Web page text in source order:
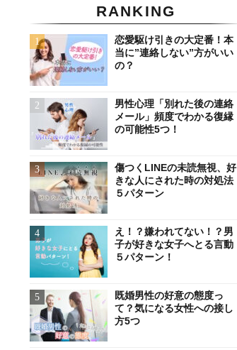
RANKING
恋愛駆け引きの大定番！本
当に”連絡しない”方がいい
の？
男性心理「別れた後の連絡
メール」頻度でわかる復縁
の可能性5つ！
傷つくLINEの未読無視、好
きな人にされた時の対処法
５パターン
え！？嫌われてない！？男
子が好きな女子へとる言動
５パターン！
既婚男性の好意の態度っ
て？気になる女性への接し
方5つ